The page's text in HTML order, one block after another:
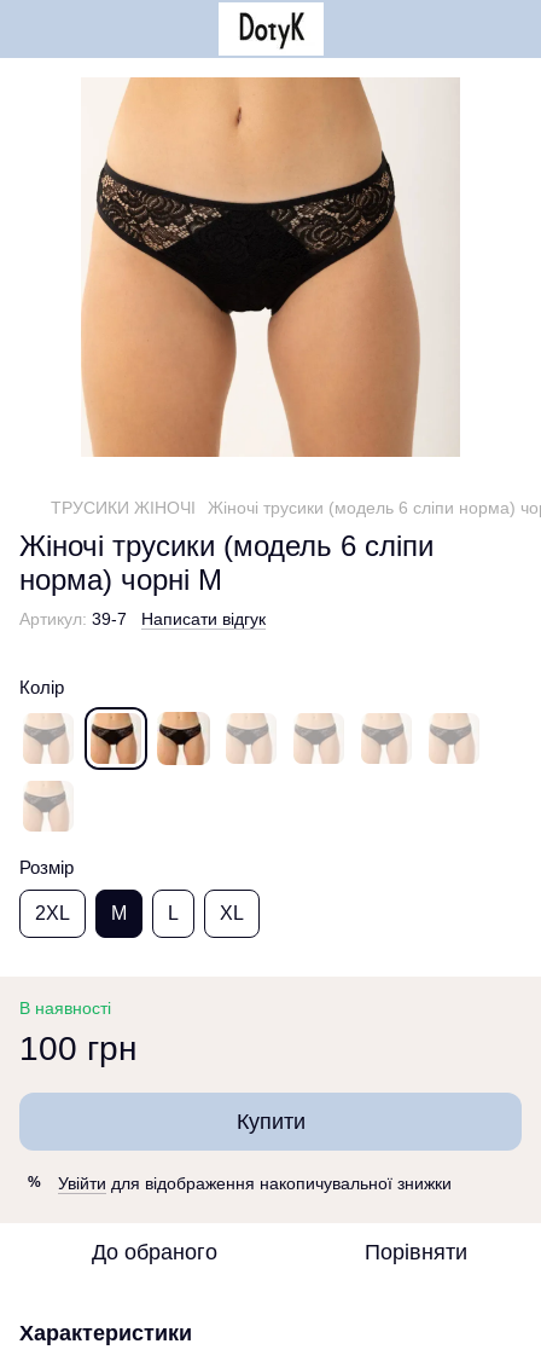
ТРУСИКИ ЖІНОЧІ Жіночі трусики (модель 6 сліпи норма)
Жіночі трусики (модель 6 сліпи
норма) чорні M
Артикул: 39-7 Написати відгук
Колір
Розмір
2XL M L XL
В наявності
100 грн
Купити
% Увійти для відображення накопичувальної знижки
До обраного Порівняти
Характеристики